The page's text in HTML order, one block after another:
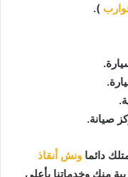
).
صيانة.
دائما ونش أنقاذ
منك وخدماتنا بأعلي